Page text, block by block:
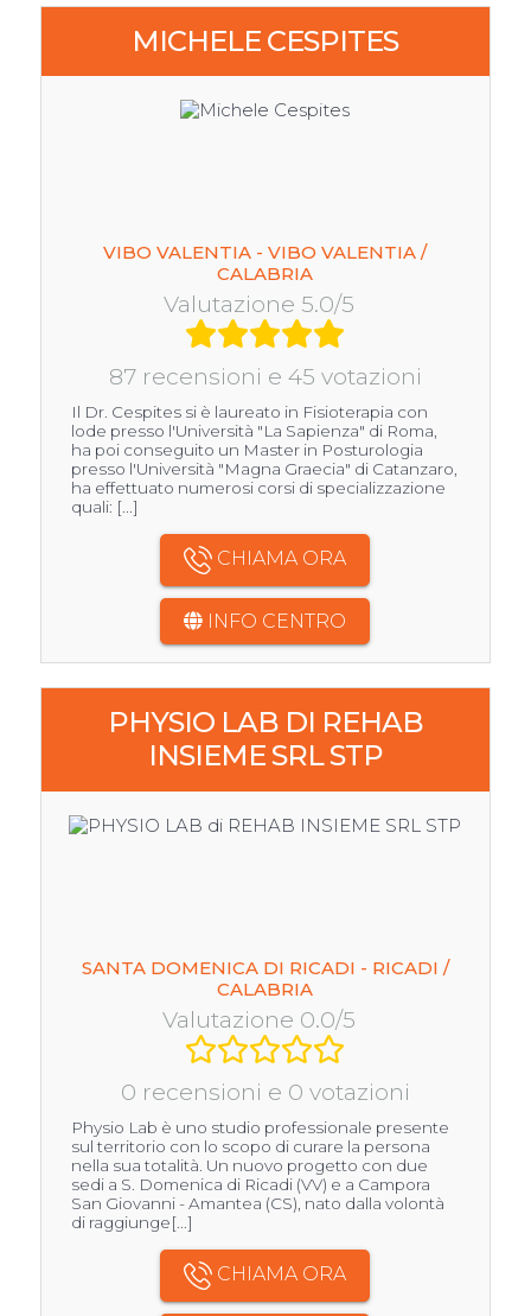
MICHELE CESPITES
VIBO VALENTIA - VIBO VALENTIA /
CALABRIA
Valutazione 5.0/5
87 recensioni e 45 votazioni
Il Dr. Cespites si è laureato in Fisioterapia con
lode presso l'Università "La Sapienza" di Roma,
ha poi conseguito un Master in Posturologia
presso l'Università "Magna Graecia" di Catanzaro,
ha effettuato numerosi corsi di specializzazione
quali: [...]
CHIAMA ORA
INFO CENTRO
PHYSIO LAB DI REHAB
INSIEME SRL STP
SANTA DOMENICA DI RICADI - RICADI /
CALABRIA
Valutazione 0.0/5
0 recensioni e 0 votazioni
Physio Lab è uno studio professionale presente
sul territorio con lo scopo di curare la persona
nella sua totalità. Un nuovo progetto con due
sedi a S. Domenica di Ricadi (VV) e a Campora
San Giovanni - Amantea (CS), nato dalla volontà
di raggiunge[...]
CHIAMA ORA